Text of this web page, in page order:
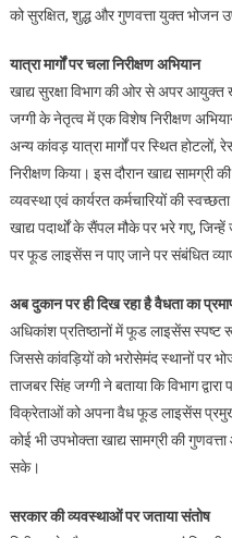
को सुरक्षित, शुद्ध और गुणवत्ता युक्त भोजन
यात्रा मार्गों पर चला निरीक्षण अभियान
खाद्य सुरक्षा विभाग की ओर से अपर आयुक्त
जग्गी के नेतृत्व में एक विशेष निरीक्षण
अन्य कांवड़ यात्रा मार्गों पर स्थित
निरीक्षण किया। इस दौरान खाद्य
व्यवस्था एवं कार्यरत कर्मचारियों की
खाद्य पदार्थों के सैंपल मौके पर भरे गए,
पर फूड लाइसेंस न पाए जाने पर संबंधित
अब दुकान पर ही दिख रहा है वैधता का
अधिकांश प्रतिष्ठानों में फूड लाइसेंस स्पष्ट
जिससे कांवड़ियों को भरोसेमंद स्थानों पर
ताजबर सिंह जग्गी ने बताया कि विभाग
विक्रेताओं को अपना वैध फूड लाइसेंस प्रमुख
कोई भी उपभोक्ता खाद्य सामग्री की
सके।
सरकार की व्यवस्थाओं पर जताया संतोष